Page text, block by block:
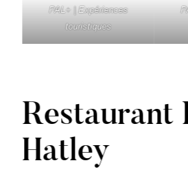
PAL+ | Expériences
touristiques
Restaurant
Hatley